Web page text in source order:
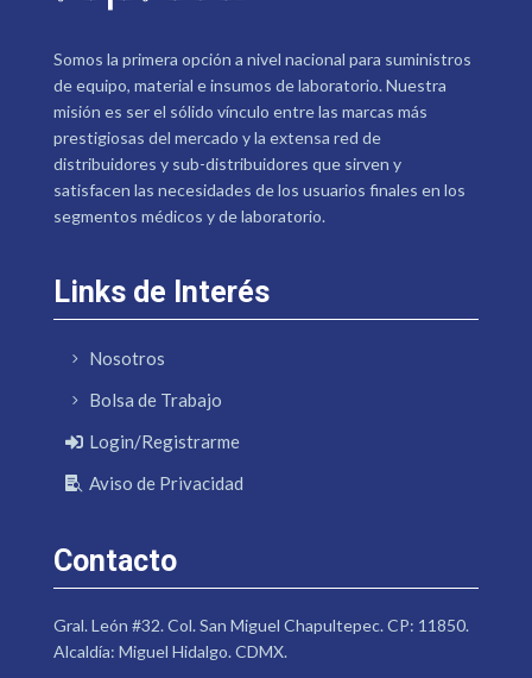
Somos la primera opción a nivel nacional para suministros
de equipo, material e insumos de laboratorio. Nuestra
misión es ser el sólido vínculo entre las marcas más
prestigiosas del mercado y la extensa red de
distribuidores y sub-distribuidores que sirven y
satisfacen las necesidades de los usuarios finales en los
segmentos médicos y de laboratorio.
Links de Interés
Nosotros
Bolsa de Trabajo
Login/Registrarme
Aviso de Privacidad
Contacto
Gral. León #32. Col. San Miguel Chapultepec. CP: 11850.
Alcaldía: Miguel Hidalgo. CDMX.